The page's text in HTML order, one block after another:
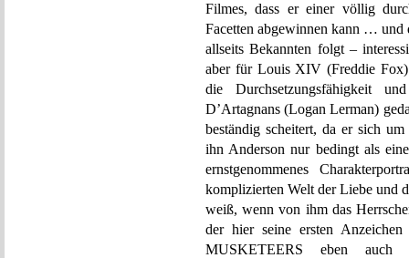
Filmes, dass er einer völlig
Facetten abgewinnen kann … und
allseits Bekannten folgt –
aber für Louis XIV (Freddie
die Durchsetzungsfähigkeit
D’Artagnans (Logan Lerman)
beständig scheitert, da er sich
ihn Anderson nur bedingt als
ernstgenommenes
komplizierten Welt der Liebe und
weiß, wenn von ihm das
der hier seine ersten
MUSKETEERS eben auch